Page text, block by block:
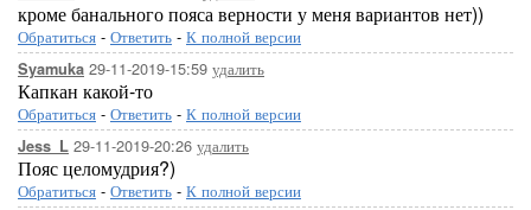
кроме банального пояса верности у меня вариантов нет))
Обратиться - Ответить - К полной версии
Syamuka 29-11-2019-15:59 удалить
Капкан какой-то
Обратиться - Ответить - К полной версии
Jess_L 29-11-2019-20:26 удалить
Пояс целомудрия?)
Обратиться - Ответить - К полной версии